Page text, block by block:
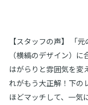
【スタッフの声】 「
（横縞のデザイン）
はがらりと雰囲気を変
れがもう大正解！下の
ほどマッチして、一気